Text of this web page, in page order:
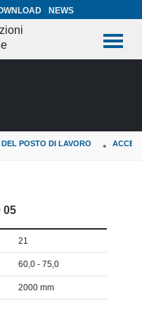
NEWS
POSTO DI LAVORO
05
21
60,0 - 75,0
2000 mm